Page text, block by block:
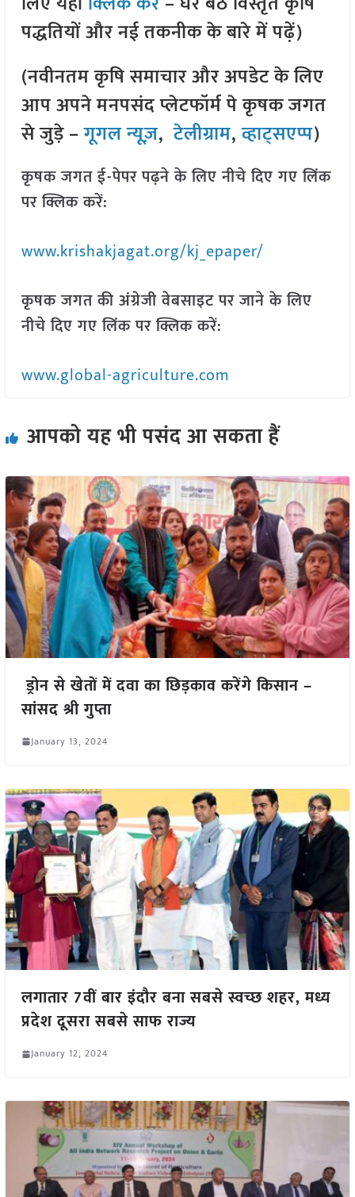
पद्धतियों और नई तकनीक के बारे में पढ़ें)
(नवीनतम कृषि समाचार और अपडेट के लिए
आप अपने मनपसंद प्लेटफॉर्म पे कृषक जगत
से जुड़े –गूगल न्यूज़,टेलीग्राम,व्हाट्सएप्प)
कृषक जगत ई-पेपर पढ़ने के लिए नीचे दिए गए लिंक
पर क्लिक करें:
www.krishakjagat.org/kj_epaper/
कृषक जगत की अंग्रेजी वेबसाइट पर जाने के लिए
नीचे दिए गए लिंक पर क्लिक करें:
www.global-agriculture.com
आपको यह भी पसंद आ सकता हैं
ड्रोन से खेतों में दवा का छिड़काव करेंगे किसान –
सांसद श्री गुप्ता
January 13, 2024
लगातार 7वीं बार इंदौर बना सबसे स्वच्छ शहर, मध्य
प्रदेश दूसरा सबसे साफ राज्य
January 12, 2024